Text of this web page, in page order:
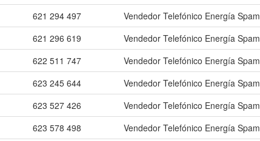
621 294 497
Vendedor Telefónico Energía Spam
621 296 619
Vendedor Telefónico Energía Spam
622 511 747
Vendedor Telefónico Energía Spam
623 245 644
Vendedor Telefónico Energía Spam
623 527 426
Vendedor Telefónico Energía Spam
623 578 498
Vendedor Telefónico Energía Spam